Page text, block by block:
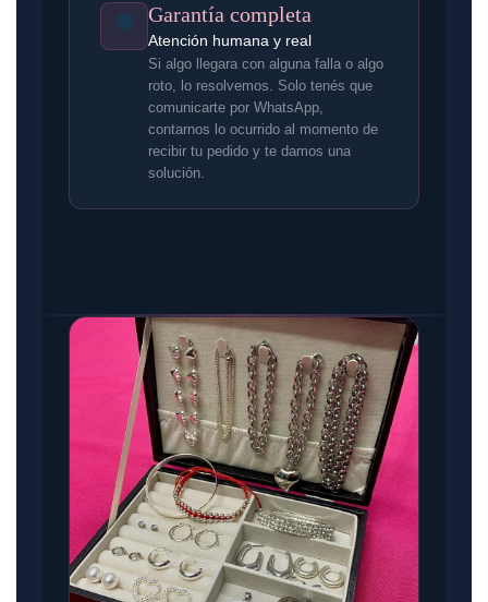
Garantía completa
Atención humana y real
Si algo llegara con alguna falla o algo
roto, lo resolvemos. Solo tenés que
comunicarte por WhatsApp,
contarnos lo ocurrido al momento de
recibir tu pedido y te damos una
solución.